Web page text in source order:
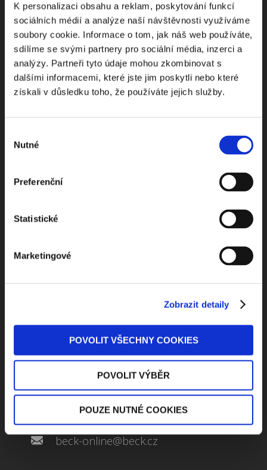
K personalizaci obsahu a reklam, poskytování funkcí
sociálních médií a analýze naší návštěvnosti využíváme
soubory cookie. Informace o tom, jak náš web používáte,
sdílíme se svými partnery pro sociální média, inzerci a
analýzy. Partneři tyto údaje mohou zkombinovat s
dalšími informacemi, které jste jim poskytli nebo které
získali v důsledku toho, že používáte jejich služby.
souhlasu
Nutné
Preferenční
Statistické
Marketingové
Zobrazit detaily
POVOLIT VŠECHNY COOKIES
POVOLIT VÝBĚR
POUZE NUTNÉ COOKIES
Odebírejte Beck-online
NEWS
Dostávejte od nás pravidelný měsíční souhrn
Beru na vědomí zpracování osobních údajů
Kontaktuje nás
Jungmannova 34, 110 00 Praha
+420 733 661 882
beck-online@beck.cz